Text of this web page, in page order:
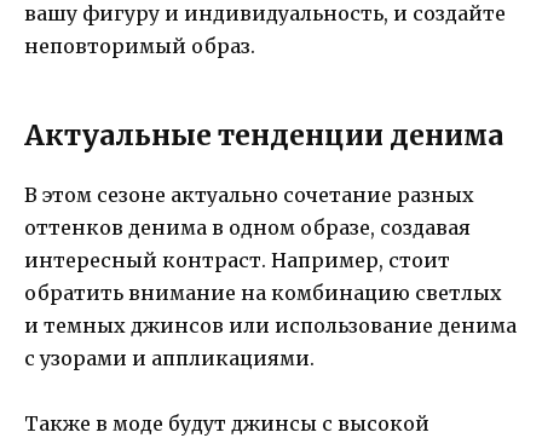
вашу фигуру и индивидуальность, и создайте
неповторимый образ.
Актуальные тенденции денима
В этом сезоне актуально сочетание разных
оттенков денима в одном образе, создавая
интересный контраст. Например, стоит
обратить внимание на комбинацию светлых
и темных джинсов или использование денима
с узорами и аппликациями.
Также в моде будут джинсы с высокой